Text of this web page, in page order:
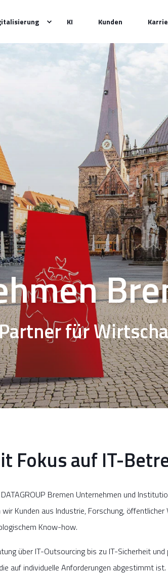
KI Kunden
Partner für
Fokus auf IT-
Bremen Unternehmen und
Kunden aus Industrie, Forschung,
Know-how.
über IT-Outsourcing bis zu IT-Sicherheit
auf individuelle Anforderungen abgestimmt ist.